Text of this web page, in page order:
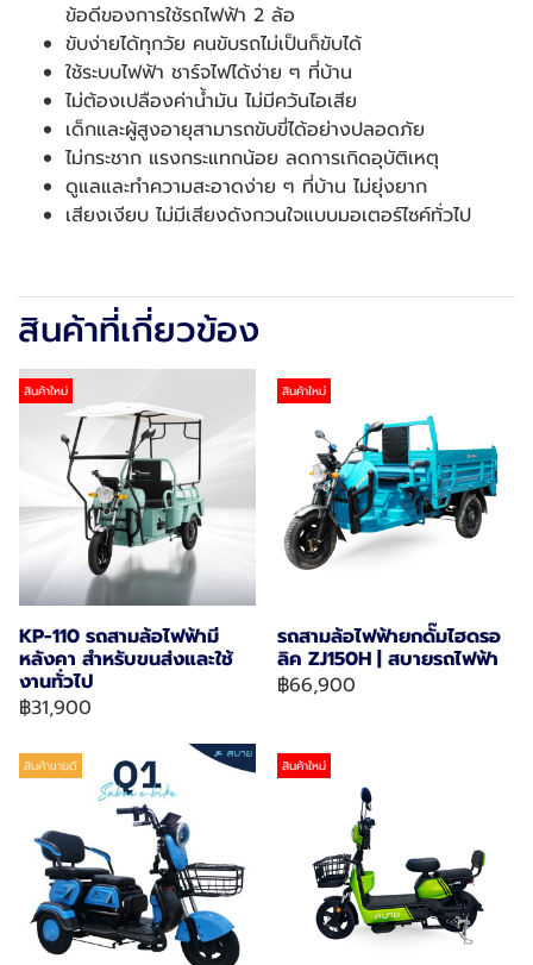
ข้อดีของการใช้รถไฟฟ้า 2 ล้อ
ขับง่ายได้ทุกวัย คนขับรถไม่เป็นก็ขับได้
ใช้ระบบไฟฟ้า ชาร์จไฟได้ง่าย ๆ ที่บ้าน
ไม่ต้องเปลืองค่าน้ำมัน ไม่มีควันไอเสีย
เด็กและผู้สูงอายุสามารถขับขี่ได้อย่างปลอดภัย
ไม่กระชาก แรงกระแทกน้อย ลดการเกิดอุบัติเหตุ
ดูแลและทำความสะอาดง่าย ๆ ที่บ้าน ไม่ยุ่งยาก
เสียงเงียบ ไม่มีเสียงดังกวนใจแบบมอเตอร์ไซค์ทั่วไป
สินค้าที่เกี่ยวข้อง
สินค้าใหม่
KP-110 รถสามล้อไฟฟ้ามี
หลังคา สำหรับขนส่งและใช้
งานทั่วไป
฿31,900
สินค้าใหม่
รถสามล้อไฟฟ้ายกดั๊มไฮดรอ
ลิค ZJ150H | สบายรถไฟฟ้า
฿66,900
สินค้าขายดี สินค้าใหม่